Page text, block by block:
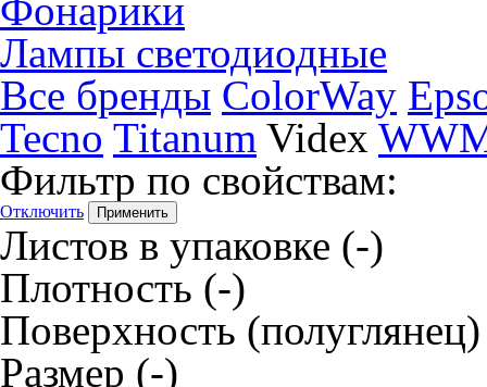
Фонарики
Лампы светодиодные
Все бренды ColorWay
Tecno Titanum Videx
Фильтр по свойствам:
Отключить
Листов в упаковке (-)
Плотность (-)
Поверхность (полуглянец)
Размер (-)